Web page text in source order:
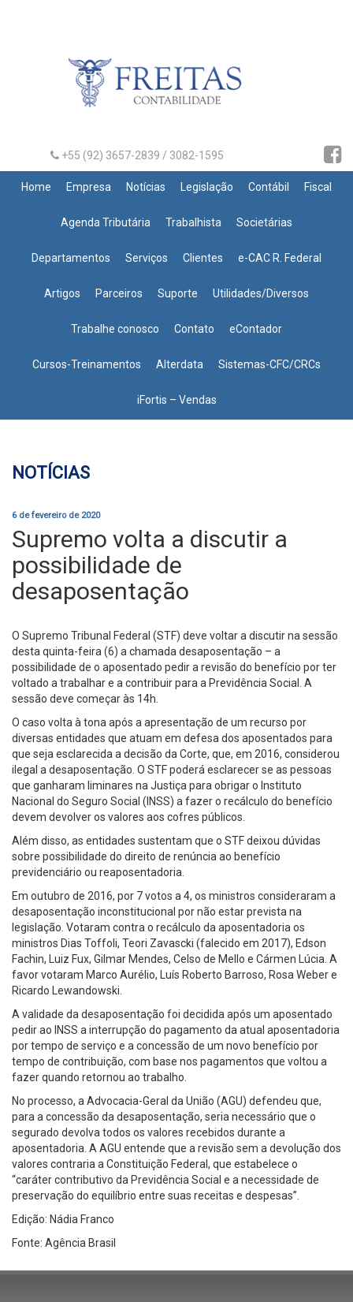
+55 (92) 3657-2839 / 3082-1595
Home Empresa Notícias Legislação Contábil Fiscal
Agenda Tributária Trabalhista Societárias
Departamentos Serviços Clientes e-CAC R. Federal
Artigos Parceiros Suporte Utilidades/Diversos
Trabalhe conosco Contato eContador
Cursos-Treinamentos Alterdata Sistemas-CFC/CRCs
iFortis – Vendas
NOTÍCIAS
6 de fevereiro de 2020
Supremo volta a discutir a
possibilidade de
desaposentação
O Supremo Tribunal Federal (STF) deve voltar a discutir na sessão
desta quinta-feira (6) a chamada desaposentação – a
possibilidade de o aposentado pedir a revisão do benefício por ter
voltado a trabalhar e a contribuir para a Previdência Social. A
sessão deve começar às 14h.
O caso volta à tona após a apresentação de um recurso por
diversas entidades que atuam em defesa dos aposentados para
que seja esclarecida a decisão da Corte, que, em 2016, considerou
ilegal a desaposentação. O STF poderá esclarecer se as pessoas
que ganharam liminares na Justiça para obrigar o Instituto
Nacional do Seguro Social (INSS) a fazer o recálculo do benefício
devem devolver os valores aos cofres públicos.
Além disso, as entidades sustentam que o STF deixou dúvidas
sobre possibilidade do direito de renúncia ao benefício
previdenciário ou reaposentadoria.
Em outubro de 2016, por 7 votos a 4, os ministros consideraram a
desaposentação inconstitucional por não estar prevista na
legislação. Votaram contra o recálculo da aposentadoria os
ministros Dias Toffoli, Teori Zavascki (falecido em 2017), Edson
Fachin, Luiz Fux, Gilmar Mendes, Celso de Mello e Cármen Lúcia. A
favor votaram Marco Aurélio, Luís Roberto Barroso, Rosa Weber e
Ricardo Lewandowski.
A validade da desaposentação foi decidida após um aposentado
pedir ao INSS a interrupção do pagamento da atual aposentadoria
por tempo de serviço e a concessão de um novo benefício por
tempo de contribuição, com base nos pagamentos que voltou a
fazer quando retornou ao trabalho.
No processo, a Advocacia-Geral da União (AGU) defendeu que,
para a concessão da desaposentação, seria necessário que o
segurado devolva todos os valores recebidos durante a
aposentadoria. A AGU entende que a revisão sem a devolução dos
valores contraria a Constituição Federal, que estabelece o
“caráter contributivo da Previdência Social e a necessidade de
preservação do equilíbrio entre suas receitas e despesas”.
Edição: Nádia Franco
Fonte: Agência Brasil